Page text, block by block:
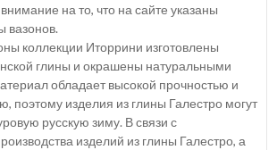
на то, что на сайте указаны
вазонов.
коллекции Иторрини изготовлены
глины и окрашены натуральными
обладает высокой прочностью и
поэтому изделия из глины Галестро могут
русскую зиму. В связи с
изделий из глины Галестро, а